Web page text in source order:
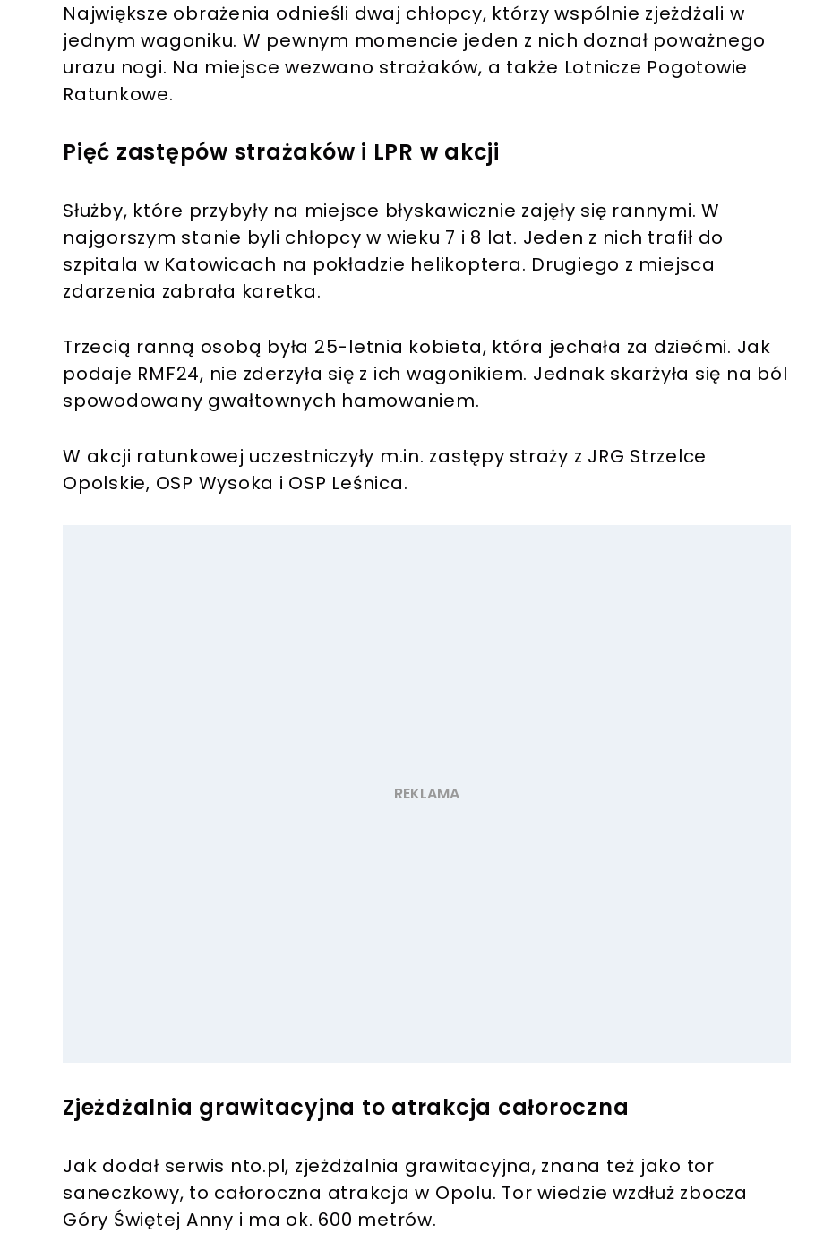
Największe obrażenia odnieśli dwaj chłopcy, którzy wspólnie zjeżdżali w
jednym wagoniku. W pewnym momencie jeden z nich doznał poważnego
urazu nogi. Na miejsce wezwano strażaków, a także Lotnicze Pogotowie
Ratunkowe.
Pięć zastępów strażaków i LPR w akcji
Służby, które przybyły na miejsce błyskawicznie zajęły się rannymi. W
najgorszym stanie byli chłopcy w wieku 7 i 8 lat. Jeden z nich trafił do
szpitala w Katowicach na pokładzie helikoptera. Drugiego z miejsca
zdarzenia zabrała karetka.
Trzecią ranną osobą była 25-letnia kobieta, która jechała za dziećmi. Jak
podaje RMF24, nie zderzyła się z ich wagonikiem. Jednak skarżyła się na ból
spowodowany gwałtownych hamowaniem.
W akcji ratunkowej uczestniczyły m.in. zastępy straży z JRG Strzelce
Opolskie, OSP Wysoka i OSP Leśnica.
Zjeżdżalnia grawitacyjna to atrakcja całoroczna
Jak dodał serwis nto.pl, zjeżdżalnia grawitacyjna, znana też jako tor
saneczkowy, to całoroczna atrakcja w Opolu. Tor wiedzie wzdłuż zbocza
Góry Świętej Anny i ma ok. 600 metrów.